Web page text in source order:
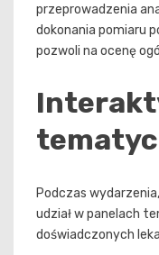
przeprowadzenia
dokonania pomiaru
pozwoli na ocenę
Podczas
udział w panelach
doświadczonych